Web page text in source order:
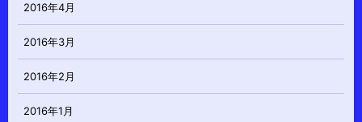
2016年4月
2016年3月
2016年2月
2016年1月